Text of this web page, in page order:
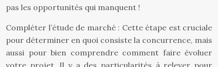
pas les opportunités qui manquent !
Compléter l’étude de marché : Cette étape est cruciale
pour déterminer en quoi consiste la concurrence, mais
aussi pour bien comprendre comment faire évoluer
votre projet. Il y a des particularités à relever pour